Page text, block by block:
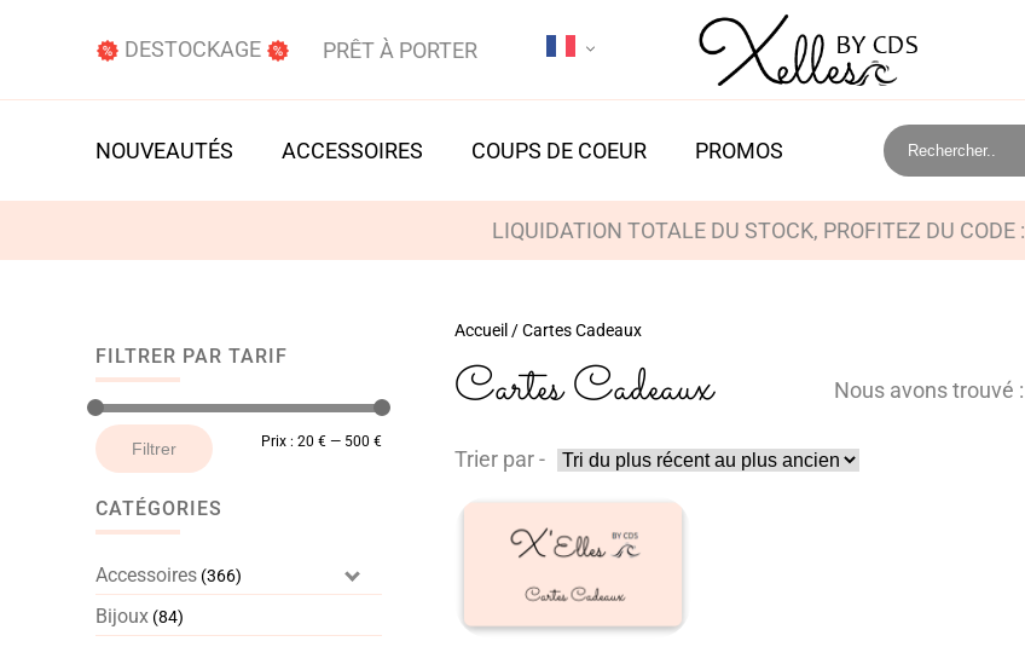
DESTOCKAGE PRÊT À PORTER
NOUVEAUTÉS ACCESSOIRES COUPS DE COEUR PROMOS
LIQUIDATION TOTALE DU STOCK, PROFITEZ DU CODE :
FILTRER PAR TARIF
Prix
Prix
Filtrer Prix :20 € — 500 €
CATÉGORIES
Accessoires (366)
Bijoux (84)
Accueil / Cartes Cadeaux
Cartes Cadeaux Nous avons trouvé :
Trier par -